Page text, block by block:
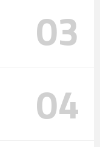
03
04